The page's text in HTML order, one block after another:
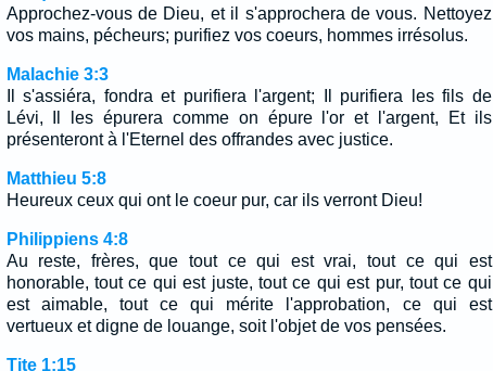
Approchez-vous de Dieu, et il s'approchera de vous. Nettoyez
vos mains, pécheurs; purifiez vos coeurs, hommes irrésolus.
Malachie 3:3
Il s'assiéra, fondra et purifiera l'argent; Il purifiera les fils de
Lévi, Il les épurera comme on épure l'or et l'argent, Et ils
présenteront à l'Eternel des offrandes avec justice.
Matthieu 5:8
Heureux ceux qui ont le coeur pur, car ils verront Dieu!
Philippiens 4:8
Au reste, frères, que tout ce qui est vrai, tout ce qui est
honorable, tout ce qui est juste, tout ce qui est pur, tout ce qui
est aimable, tout ce qui mérite l'approbation, ce qui est
vertueux et digne de louange, soit l'objet de vos pensées.
Tite 1:15